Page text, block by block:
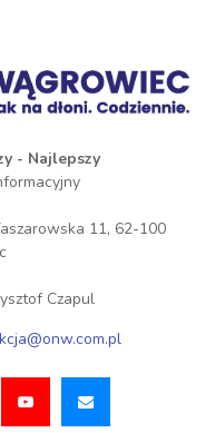
- Najlepszy
11, 62-100
Czapul